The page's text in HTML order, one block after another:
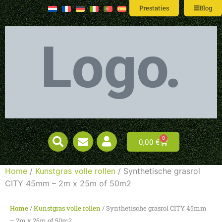
Prestaties Blog
0,00 € 0
Home / Kunstgras volle rollen / Synthetische grasrol
CITY 45mm – 2m x 25m of 50m2
Home/Kunstgras volle rollen / Synthetische grasrol CITY 45mm